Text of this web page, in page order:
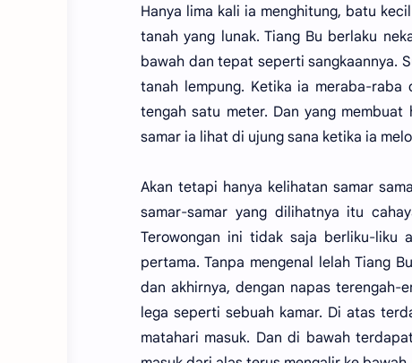
Hanya lima kali ia menghitung, batu
tanah yang lunak. Tiang Bu berlaku
bawah dan tepat seperti sangkaannya.
tanah lempung. Ketika ia meraba-
tengah satu meter. Dan yang
samar ia lihat di ujung sana ketika ia
Akan tetapi hanya kelihatan samar
samar-samar yang dilihatnya itu
Terowongan ini tidak saja berliku-liku
pertama. Tanpa mengenal lelah Tiang
dan akhirnya, dengan napas terengah-
lega seperti sebuah kamar. Di atas
matahari masuk. Dan di bawah